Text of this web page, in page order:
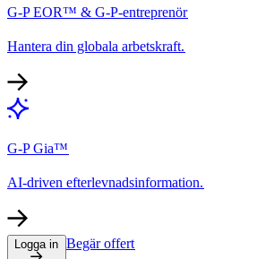
G-P EOR™ & G-P-entreprenör​​
Hantera din globala arbetskraft.​​
G-P Gia™​​
AI-driven efterlevnadsinformation.​​
Logga in​​ Begär offert​​